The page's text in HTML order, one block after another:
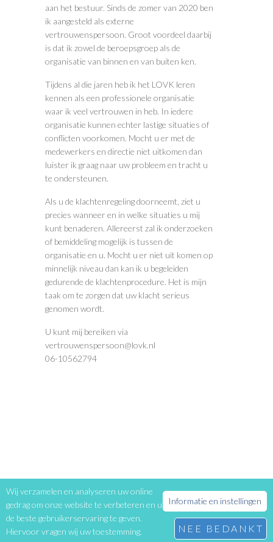
aan het bestuur. Sinds de zomer van 2020 ben
ik aangesteld als externe
vertrouwenspersoon. Groot voordeel daarbij
is dat ik zowel de beroepsgroep als de
organisatie van binnen en van buiten ken.
Tijdens al die jaren heb ik het LOVK leren
kennen als een professionele organisatie
waar ik veel vertrouwen in heb. In iedere
organisatie kunnen echter lastige situaties of
conflicten voorkomen. Mocht u er met de
medewerkers en directie niet uitkomen dan
luister ik graag naar uw probleem en tracht u
te ondersteunen.
Als u de klachtenregeling doorneemt, ziet u
precies wanneer en in welke situaties u mij
kunt benaderen. Allereerst zal ik onderzoeken
of bemiddeling mogelijk is tussen de
organisatie en u. Mocht u er niet uit komen op
minnelijk niveau dan kan ik u begeleiden
gedurende de klachtenprocedure. Het is mijn
taak om te zorgen dat uw klacht serieus
genomen wordt.
U kunt mij bereiken via
vertrouwenspersoon@lovk.nl
06-10562794
Wij verzamelen en analyseren uw online
gedrag om onze website te verbeteren en u
de beste gebruikerservaring te geven.
Hiervoor vragen wij uw toestemming.
Informatie en instellingen
NEE BEDANKT